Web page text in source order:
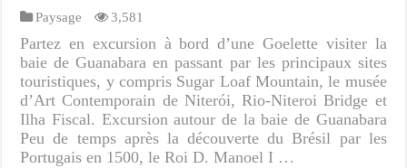
Paysage 3,581
Partez en excursion à bord d’une Goelette visiter la
baie de Guanabara en passant par les principaux sites
touristiques, y compris Sugar Loaf Mountain, le musée
d’Art Contemporain de Niterói, Rio-Niteroi Bridge et
Ilha Fiscal. Excursion autour de la baie de Guanabara
Peu de temps après la découverte du Brésil par les
Portugais en 1500, le Roi D. Manoel I …